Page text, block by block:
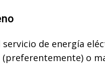
de energía
o